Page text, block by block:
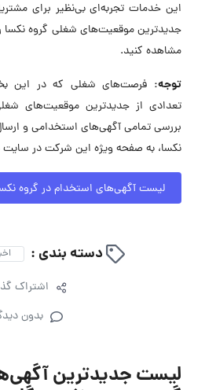
این خدمات تجربه‌ای بی‌نظیر برای
جدیدترین موقعیت‌های شغلی گروه نکسا
مشاهده کنید.
توجه: فرصت‌های شغلی که در این
تعدادی از جدیدترین موقعیت‌های
بررسی تمامی آگهی‌های استخدامی و
نکسا، به صفحه ویژه این شرکت در سایت
لیست آگهی‌های استخدام در گروه
دسته بندی :
اشتراک
بدون
لیست جدیدترین